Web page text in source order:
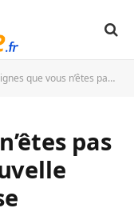
que vous n’êtes pas prêts pour une nouvelle relation amoureuse
pas